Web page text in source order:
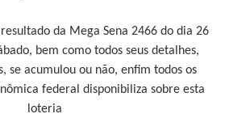
da Mega Sena 2466 do dia 26
bem como todos seus detalhes,
se acumulou ou não, enfim todos os
federal disponibiliza sobre esta
loteria